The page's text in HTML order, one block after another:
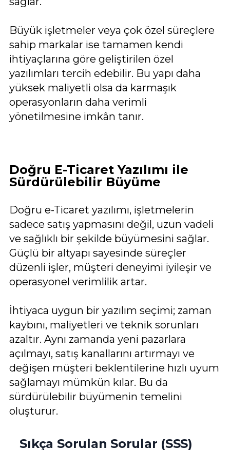
Büyük işletmeler veya çok özel süreçlere
sahip markalar ise tamamen kendi
ihtiyaçlarına göre geliştirilen özel
yazılımları tercih edebilir. Bu yapı daha
yüksek maliyetli olsa da karmaşık
operasyonların daha verimli
yönetilmesine imkân tanır.
Doğru E-Ticaret Yazılımı ile
Sürdürülebilir Büyüme
Doğru e-Ticaret yazılımı, işletmelerin
sadece satış yapmasını değil, uzun vadeli
ve sağlıklı bir şekilde büyümesini sağlar.
Güçlü bir altyapı sayesinde süreçler
düzenli işler, müşteri deneyimi iyileşir ve
operasyonel verimlilik artar.
İhtiyaca uygun bir yazılım seçimi; zaman
kaybını, maliyetleri ve teknik sorunları
azaltır. Aynı zamanda yeni pazarlara
açılmayı, satış kanallarını artırmayı ve
değişen müşteri beklentilerine hızlı uyum
sağlamayı mümkün kılar. Bu da
sürdürülebilir büyümenin temelini
oluşturur.
Sıkça Sorulan Sorular (SSS)